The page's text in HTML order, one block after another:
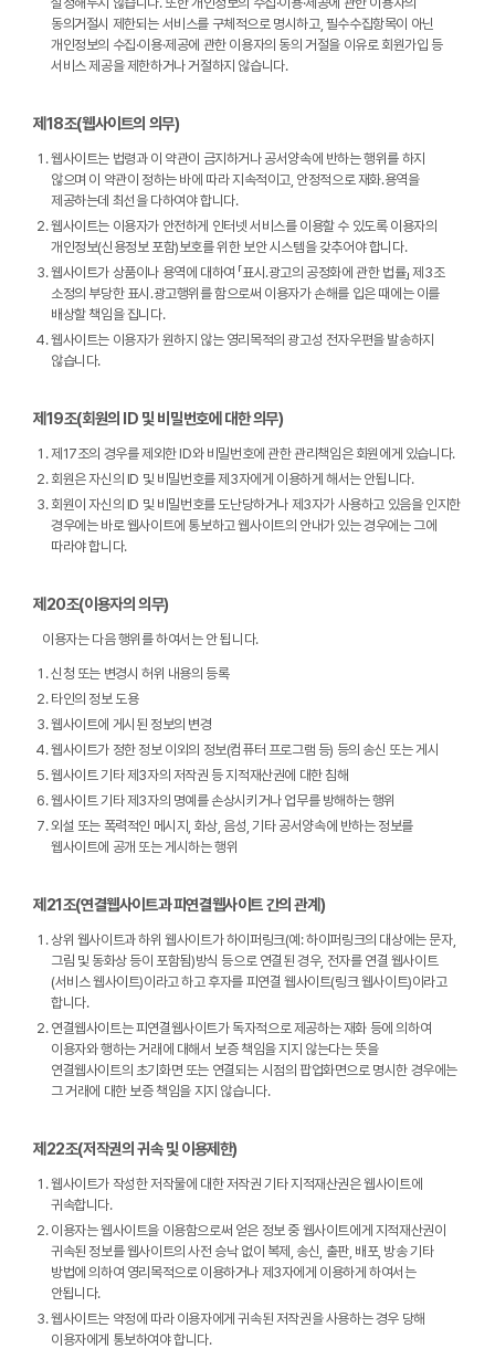
동의거절시 제한되는 서비스를 구체적으로 명시하고, 필수수집항목이 아닌
개인정보의 수집·이용·제공에 관한 이용자의 동의 거절을 이유로 회원가입 등
서비스 제공을 제한하거나 거절하지 않습니다.
제18조(웹사이트의 의무)
웹사이트는 법령과 이 약관이 금지하거나 공서양속에 반하는 행위를 하지
않으며 이 약관이 정하는 바에 따라 지속적이고, 안정적으로 재화․용역을
제공하는데 최선을 다하여야 합니다.
웹사이트는 이용자가 안전하게 인터넷 서비스를 이용할 수 있도록 이용자의
개인정보(신용정보 포함)보호를 위한 보안 시스템을 갖추어야 합니다.
웹사이트가 상품이나 용역에 대하여 「표시․광고의 공정화에 관한 법률」 제3조
소정의 부당한 표시․광고행위를 함으로써 이용자가 손해를 입은 때에는 이를
배상할 책임을 집니다.
웹사이트는 이용자가 원하지 않는 영리목적의 광고성 전자우편을 발송하지
않습니다.
제19조(회원의 ID 및 비밀번호에 대한 의무)
제17조의 경우를 제외한 ID와 비밀번호에 관한 관리책임은 회원에게 있습니다.
회원은 자신의 ID 및 비밀번호를 제3자에게 이용하게 해서는 안됩니다.
회원이 자신의 ID 및 비밀번호를 도난당하거나 제3자가 사용하고 있음을 인지한
경우에는 바로 웹사이트에 통보하고 웹사이트의 안내가 있는 경우에는 그에
따라야 합니다.
제20조(이용자의 의무)
이용자는 다음 행위를 하여서는 안 됩니다.
신청 또는 변경시 허위 내용의 등록
타인의 정보 도용
웹사이트에 게시된 정보의 변경
웹사이트가 정한 정보 이외의 정보(컴퓨터 프로그램 등) 등의 송신 또는 게시
웹사이트 기타 제3자의 저작권 등 지적재산권에 대한 침해
웹사이트 기타 제3자의 명예를 손상시키거나 업무를 방해하는 행위
외설 또는 폭력적인 메시지, 화상, 음성, 기타 공서양속에 반하는 정보를
웹사이트에 공개 또는 게시하는 행위
제21조(연결웹사이트과 피연결웹사이트 간의 관계)
상위 웹사이트과 하위 웹사이트가 하이퍼링크(예: 하이퍼링크의 대상에는 문자,
그림 및 동화상 등이 포함됨)방식 등으로 연결된 경우, 전자를 연결 웹사이트
(서비스 웹사이트)이라고 하고 후자를 피연결 웹사이트(링크 웹사이트)이라고
합니다.
연결웹사이트는 피연결웹사이트가 독자적으로 제공하는 재화 등에 의하여
이용자와 행하는 거래에 대해서 보증 책임을 지지 않는다는 뜻을
연결웹사이트의 초기화면 또는 연결되는 시점의 팝업화면으로 명시한 경우에는
그 거래에 대한 보증 책임을 지지 않습니다.
제22조(저작권의 귀속 및 이용제한)
웹사이트가 작성한 저작물에 대한 저작권 기타 지적재산권은 웹사이트에
귀속합니다.
이용자는 웹사이트을 이용함으로써 얻은 정보 중 웹사이트에게 지적재산권이
귀속된 정보를 웹사이트의 사전 승낙 없이 복제, 송신, 출판, 배포, 방송 기타
방법에 의하여 영리목적으로 이용하거나 제3자에게 이용하게 하여서는
안됩니다.
웹사이트는 약정에 따라 이용자에게 귀속된 저작권을 사용하는 경우 당해
이용자에게 통보하여야 합니다.